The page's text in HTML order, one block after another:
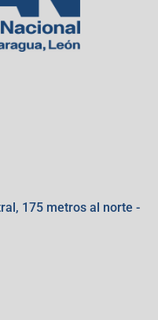
175 metros al norte -